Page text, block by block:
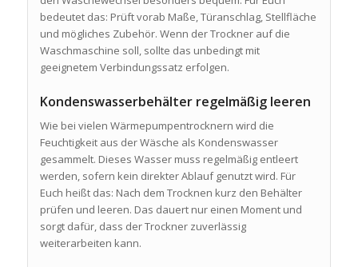
bedeutet das: Prüft vorab Maße, Türanschlag, Stellfläche
und mögliches Zubehör. Wenn der Trockner auf die
Waschmaschine soll, sollte das unbedingt mit
geeignetem Verbindungssatz erfolgen.
Kondenswasserbehälter regelmäßig leeren
Wie bei vielen Wärmepumpentrocknern wird die
Feuchtigkeit aus der Wäsche als Kondenswasser
gesammelt. Dieses Wasser muss regelmäßig entleert
werden, sofern kein direkter Ablauf genutzt wird. Für
Euch heißt das: Nach dem Trocknen kurz den Behälter
prüfen und leeren. Das dauert nur einen Moment und
sorgt dafür, dass der Trockner zuverlässig
weiterarbeiten kann.